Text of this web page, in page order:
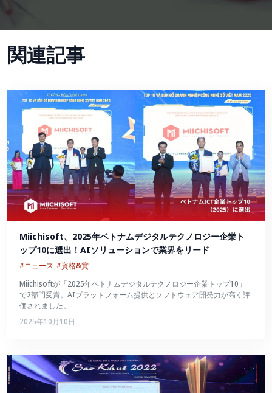
関連記事
Miichisoft、2025年ベトナムデジタルテクノロジー企業ト
ップ10に選出！AIソリューションで業界をリード
#ニュース #資格&賞
Miichisoftが「2025年ベトナムデジタルテクノロジー企業トップ10」
で2部門受賞。AIプラットフォーム提供とソフトウェア開発力が高く評
価されました。
2025年10月10日